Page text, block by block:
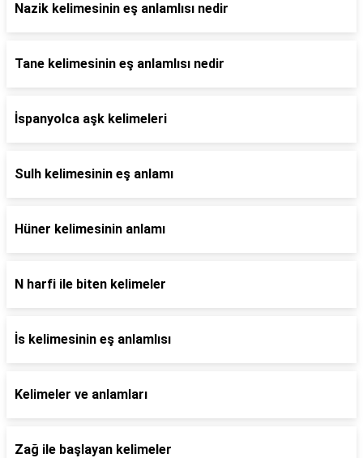
Nazik kelimesinin eş anlamlısı nedir
Tane kelimesinin eş anlamlısı nedir
İspanyolca aşk kelimeleri
Sulh kelimesinin eş anlamı
Hüner kelimesinin anlamı
N harfi ile biten kelimeler
İs kelimesinin eş anlamlısı
Kelimeler ve anlamları
Zağ ile başlayan kelimeler